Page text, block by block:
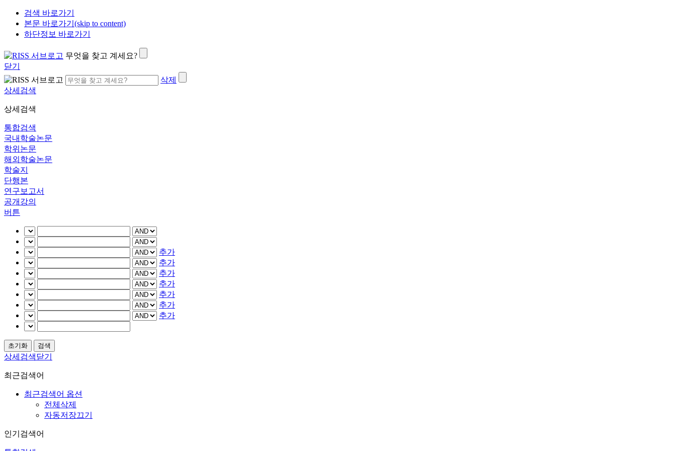
검색 바로가기
본문 바로가기(skip to content)
하단정보 바로가기
무엇을 찾고 계세요?
닫기
삭제
상세검색
상세검색
통합검색
국내학술논문
학위논문
해외학술논문
학술지
단행본
연구보고서
공개강의
버튼
추가
추가
추가
추가
추가
추가
추가
상세검색닫기
최근검색어
최근검색어 옵션
전체삭제
자동저장끄기
인기검색어